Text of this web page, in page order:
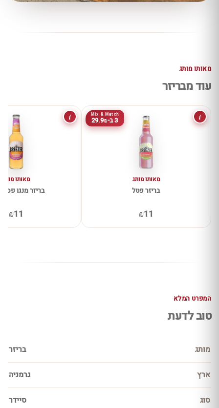
מאותו מותג
עוד מבריזר
מאותו מותג
בריזר פטל
₪11
Mix & Match
3 ב-29.9₪ i
מאותו מותג
בריזר מנגו
₪11
i
המפרט המלא
טוב לדעת
מותג בריזר
ארץ גרמניה
סוג סיידר